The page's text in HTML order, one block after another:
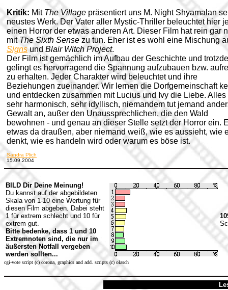
Kritik: Mit The Village präsentiert uns M. Night Shyamalan
neustes Werk. Der Vater aller Mystic-Thriller beleuchtet hier
einen Horror der etwas anderen Art. Dieser Film hat rein gar
mitThe Sixth Sense zu tun. Eher ist es wohl eine Mischung
Signsund Blair Witch Project.
Der Film ist gemächlich im Aufbau der Geschichte und
gelingt es hervorragend die Spannung aufzubauen bzw.
zu erhalten. Jeder Charakter wird beleuchtet und ihre
Beziehungen zueinander. Wir lernen die Dorfgemeinschaft
und entdecken zusammen mit Lucius und Ivy die Liebe. Alles
sehr harmonisch, sehr idyllisch, niemandem tut jemand
Gewalt an, außer den Unaussprechlichen, die den Wald
bewohnen - und genau an dieser Stelle setzt der Horror ein.
etwas da draußen, aber niemand weiß, wie es aussieht, wie
denkt, wie es handeln wird oder warum es böse ist.
Sandra Plich
15.09.2004
BILD Dir Deine Meinung!
Du kannst auf der abgebildeten
Skala von 1-10 eine Wertung für
diesen Film abgeben. Dabei steht
1 für extrem schlecht und 10 für
extrem gut.
Bitte bedenke, dass 1 und 10
Extremnoten sind, die nur im
äußersten Notfall vergeben
werden sollten...
cgi-vote script (c) corona, graphics and add. scripts (c) olasch